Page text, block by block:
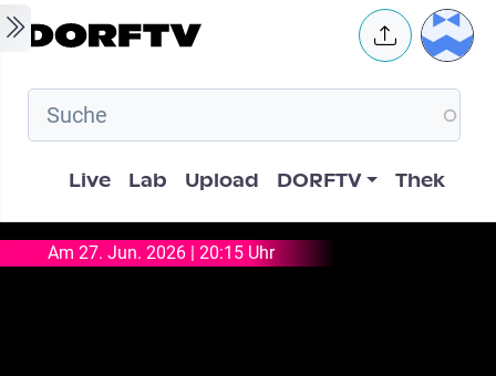
Skip to main content User
Hauptnavigation
Live Lab Upload DORFTV Thek
Am 27. Jun. 2026 | 20:15 Uhr